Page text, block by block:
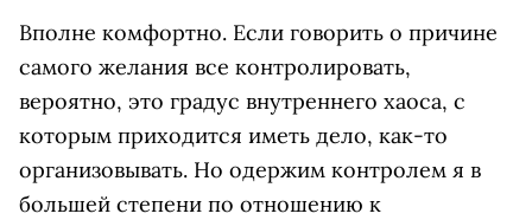
Вполне комфортно. Если говорить о причине
самого желания все контролировать,
вероятно, это градус внутреннего хаоса, с
которым приходится иметь дело, как-то
организовывать. Но одержим контролем я в
большей степени по отношению к